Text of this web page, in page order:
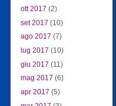
ott 2017 (2)
set 2017 (10)
ago 2017 (7)
lug 2017 (10)
giu 2017 (11)
mag 2017 (6)
apr 2017 (5)